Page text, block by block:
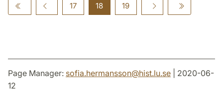
17 18 19
Page Manager: sofia.hermansson@hist.lu.se | 2020-06-
12